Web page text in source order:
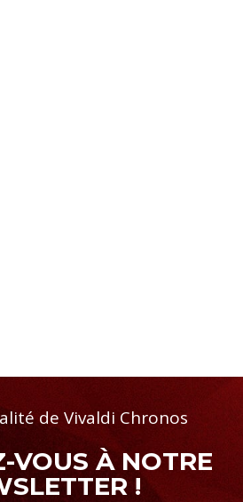
de Vivaldi Chronos
VOUS À NOTRE
!